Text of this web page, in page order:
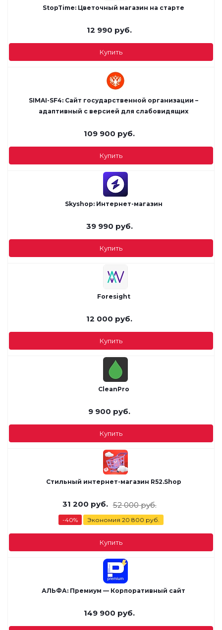
StopTime: Цветочный магазин на старте
12 990 руб.
Купить
SIMAI-SF4: Сайт государственной организации –
адаптивный с версией для слабовидящих
109 900 руб.
Купить
Skyshop: Интернет-магазин
39 990 руб.
Купить
Foresight
12 000 руб.
Купить
CleanPro
9 900 руб.
Купить
Стильный интернет-магазин R52.Shop
31 200 руб. 52 000руб.
-40% Экономия 20 800 руб.
Купить
АЛЬФА: Премиум — Корпоративный сайт
149 900 руб.